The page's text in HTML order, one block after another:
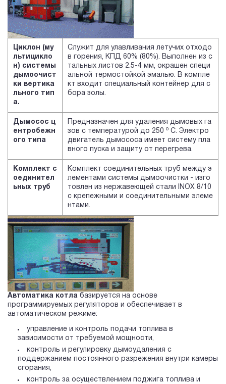
Циклон (му
льтицикло
н) системы
дымоочист
ки вертика
льного тип
а.
Служит для улавливания летучих отходо
в горения, КПД 60% (80%). Выполнен из с
тальных листов 2.5-4 мм, окрашен специ
альной термостойкой эмалью. В компле
кт входит специальный контейнер для с
бора золы.
Дымосос ц
ентробежн
ого типа
Предназначен для удаления дымовых га
зов с температурой до 250 o С. Электро
двигатель дымососа имеет систему пла
вного пуска и защиту от перегрева.
Комплект с
оединител
ьных труб
Комплект соединительных труб между э
лементами системы дымоочистки - изго
товлен из нержавеющей стали INOX 8/10
с крепежными и соединительными элеме
нтами.
Автоматика котла базируется на основе
программируемых регуляторов и обеспечивает в
автоматическом режиме:
управление и контроль подачи топлива в
зависимости от требуемой мощности,
контроль и регулировку дымоудаления с
поддержанием постоянного разрежения внутри камеры
сгорания,
контроль за осуществлением поджига топлива и